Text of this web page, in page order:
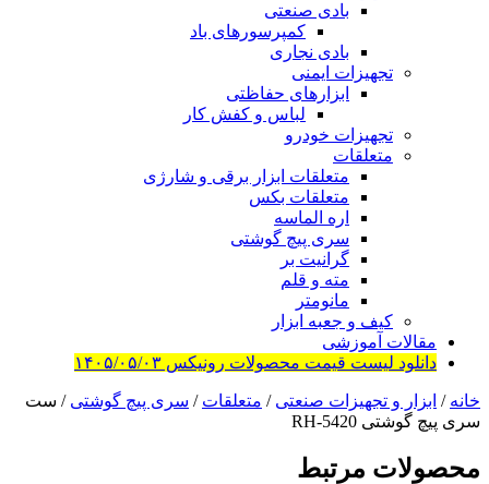
بادی صنعتی
کمپرسورهای باد
بادی نجاری
تجهیزات ایمنی
ابزارهای حفاظتی
لباس و کفش کار
تجهیزات خودرو
متعلقات
متعلقات ابزار برقی و شارژی
متعلقات بکس
اره الماسه
سری پیچ گوشتی
گرانیت بر
مته و قلم
مانومتر
کیف و جعبه ابزار
مقالات آموزشی
دانلود لیست قیمت محصولات رونیکس ۱۴۰۵/۰۵/۰۳
خانه / ابزار و تجهیزات صنعتی / متعلقات / سری پیچ گوشتی / ست
سری پیچ گوشتی RH-5420
محصولات مرتبط